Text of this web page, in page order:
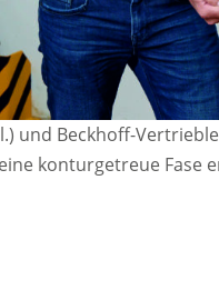
und Beckhoff-
konturgetreue Fase